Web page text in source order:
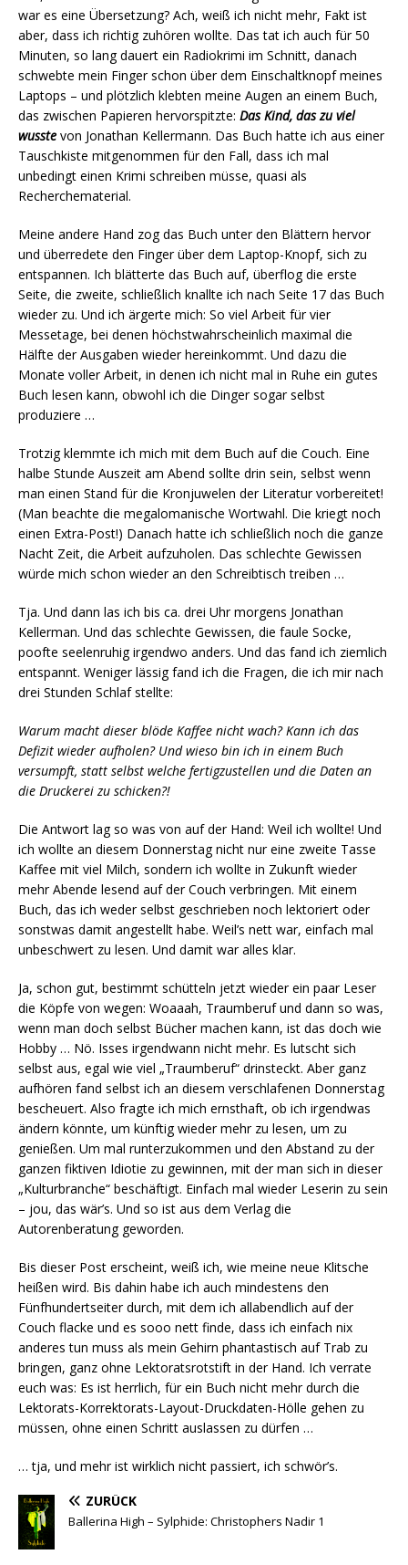
war es eine Übersetzung? Ach, weiß ich nicht mehr, Fakt ist
aber, dass ich richtig zuhören wollte. Das tat ich auch für 50
Minuten, so lang dauert ein Radiokrimi im Schnitt, danach
schwebte mein Finger schon über dem Einschaltknopf meines
Laptops – und plötzlich klebten meine Augen an einem Buch,
das zwischen Papieren hervorspitzte: Das Kind, das zu viel
wusste von Jonathan Kellermann. Das Buch hatte ich aus einer
Tauschkiste mitgenommen für den Fall, dass ich mal
unbedingt einen Krimi schreiben müsse, quasi als
Recherchematerial.
Meine andere Hand zog das Buch unter den Blättern hervor
und überredete den Finger über dem Laptop-Knopf, sich zu
entspannen. Ich blätterte das Buch auf, überflog die erste
Seite, die zweite, schließlich knallte ich nach Seite 17 das Buch
wieder zu. Und ich ärgerte mich: So viel Arbeit für vier
Messetage, bei denen höchstwahrscheinlich maximal die
Hälfte der Ausgaben wieder hereinkommt. Und dazu die
Monate voller Arbeit, in denen ich nicht mal in Ruhe ein gutes
Buch lesen kann, obwohl ich die Dinger sogar selbst
produziere …
Trotzig klemmte ich mich mit dem Buch auf die Couch. Eine
halbe Stunde Auszeit am Abend sollte drin sein, selbst wenn
man einen Stand für die Kronjuwelen der Literatur vorbereitet!
(Man beachte die megalomanische Wortwahl. Die kriegt noch
einen Extra-Post!) Danach hatte ich schließlich noch die ganze
Nacht Zeit, die Arbeit aufzuholen. Das schlechte Gewissen
würde mich schon wieder an den Schreibtisch treiben …
Tja. Und dann las ich bis ca. drei Uhr morgens Jonathan
Kellerman. Und das schlechte Gewissen, die faule Socke,
poofte seelenruhig irgendwo anders. Und das fand ich ziemlich
entspannt. Weniger lässig fand ich die Fragen, die ich mir nach
drei Stunden Schlaf stellte:
Warum macht dieser blöde Kaffee nicht wach? Kann ich das
Defizit wieder aufholen? Und wieso bin ich in einem Buch
versumpft, statt selbst welche fertigzustellen und die Daten an
die Druckerei zu schicken?!
Die Antwort lag so was von auf der Hand: Weil ich wollte! Und
ich wollte an diesem Donnerstag nicht nur eine zweite Tasse
Kaffee mit viel Milch, sondern ich wollte in Zukunft wieder
mehr Abende lesend auf der Couch verbringen. Mit einem
Buch, das ich weder selbst geschrieben noch lektoriert oder
sonstwas damit angestellt habe. Weil’s nett war, einfach mal
unbeschwert zu lesen. Und damit war alles klar.
Ja, schon gut, bestimmt schütteln jetzt wieder ein paar Leser
die Köpfe von wegen: Woaaah, Traumberuf und dann so was,
wenn man doch selbst Bücher machen kann, ist das doch wie
Hobby … Nö. Isses irgendwann nicht mehr. Es lutscht sich
selbst aus, egal wie viel „Traumberuf“ drinsteckt. Aber ganz
aufhören fand selbst ich an diesem verschlafenen Donnerstag
bescheuert. Also fragte ich mich ernsthaft, ob ich irgendwas
ändern könnte, um künftig wieder mehr zu lesen, um zu
genießen. Um mal runterzukommen und den Abstand zu der
ganzen fiktiven Idiotie zu gewinnen, mit der man sich in dieser
„Kulturbranche“ beschäftigt. Einfach mal wieder Leserin zu sein
– jou, das wär’s. Und so ist aus dem Verlag die
Autorenberatung geworden.
Bis dieser Post erscheint, weiß ich, wie meine neue Klitsche
heißen wird. Bis dahin habe ich auch mindestens den
Fünfhundertseiter durch, mit dem ich allabendlich auf der
Couch flacke und es sooo nett finde, dass ich einfach nix
anderes tun muss als mein Gehirn phantastisch auf Trab zu
bringen, ganz ohne Lektoratsrotstift in der Hand. Ich verrate
euch was: Es ist herrlich, für ein Buch nicht mehr durch die
Lektorats-Korrektorats-Layout-Druckdaten-Hölle gehen zu
müssen, ohne einen Schritt auslassen zu dürfen …
… tja, und mehr ist wirklich nicht passiert, ich schwör’s.
ZURÜCK
Ballerina High – Sylphide: Christophers Nadir 1